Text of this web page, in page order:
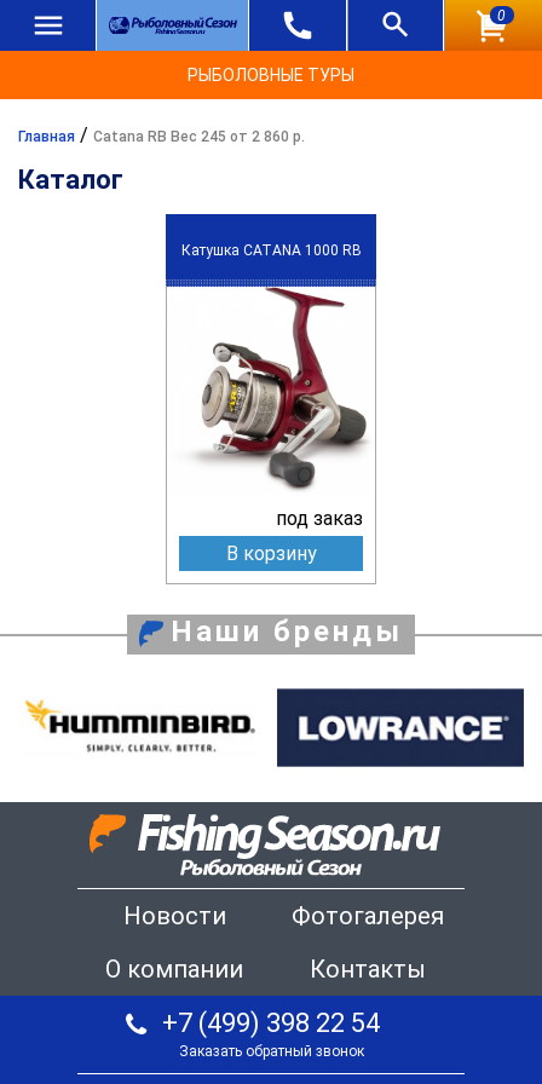
0
РЫБОЛОВНЫЕ ТУРЫ
Главная / Catana RB Вес 245 от 2 860 р.
Каталог
Катушка CATANA 1000 RB
под заказ
В корзину
Наши бренды
Новости
Фотогалерея
О компании
Контакты
+7 (499) 398 22 54
Заказать обратный звонок